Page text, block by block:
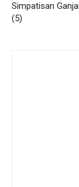
Simpatisan
(5)